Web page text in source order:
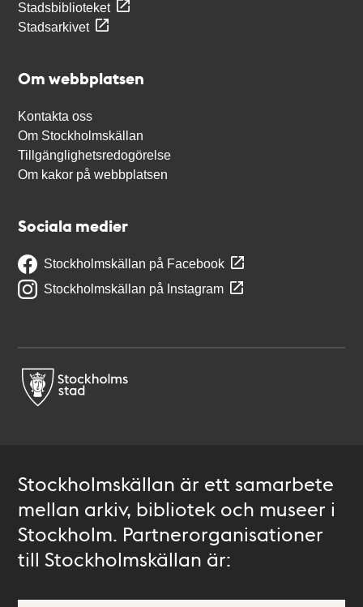
Stadsbiblioteket
Stadsarkivet
Om webbplatsen
Kontakta oss
Om Stockholmskällan
Tillgänglighetsredogörelse
Om kakor på webbplatsen
Sociala medier
Stockholmskällan på Facebook
Stockholmskällan på Instagram
Stockholmskällan är ett samarbete
mellan arkiv, bibliotek och museer i
Stockholm. Partnerorganisationer
till Stockholmskällan är: